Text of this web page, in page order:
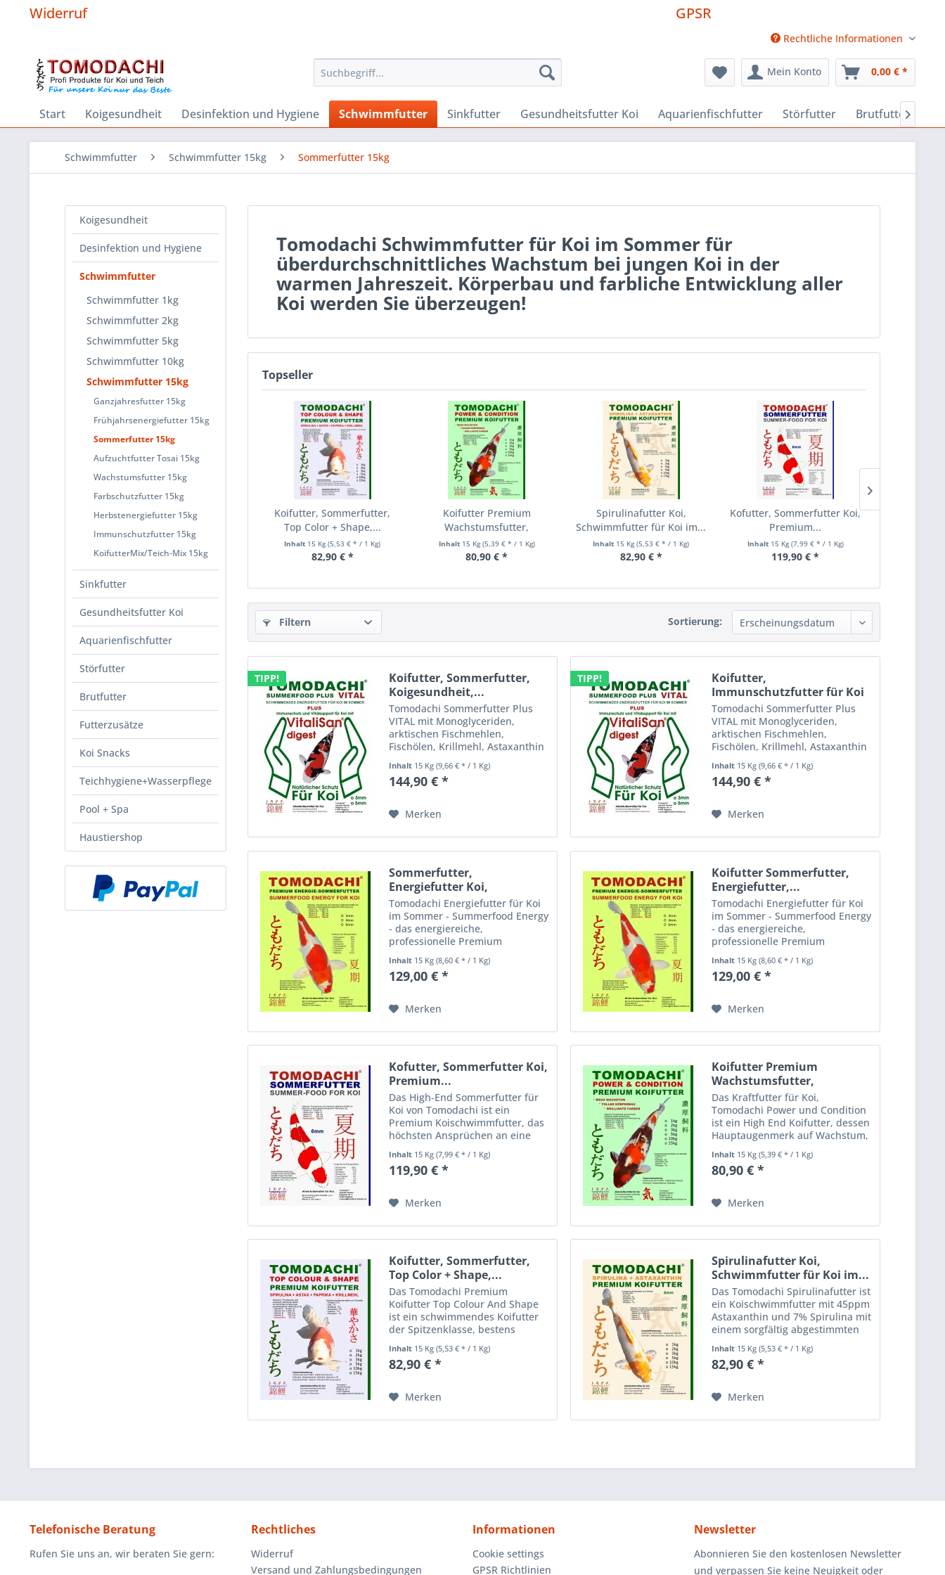
Widerruf GPSR
Rechtliche Informationen
Mein Konto 0,00 € *
Start Koigesundheit Desinfektion und Hygiene Schwimmfutter Sinkfutter Gesundheitsfutter Koi Aquarienfischfutter Störfutter Brutfutter

Schwimmfutter Schwimmfutter 15kg Sommerfutter 15kg
Koigesundheit
Desinfektion und Hygiene
Schwimmfutter
Schwimmfutter 1kg
Schwimmfutter 2kg
Schwimmfutter 5kg
Schwimmfutter 10kg
Schwimmfutter 15kg
Ganzjahresfutter 15kg
Frühjahrsenergiefutter 15kg
Sommerfutter 15kg
Aufzuchtfutter Tosai 15kg
Wachstumsfutter 15kg
Farbschutzfutter 15kg
Herbstenergiefutter 15kg
Immunschutzfutter 15kg
KoifutterMix/Teich-Mix 15kg
Sinkfutter
Gesundheitsfutter Koi
Aquarienfischfutter
Störfutter
Brutfutter
Futterzusätze
Koi Snacks
Teichhygiene+Wasserpflege
Pool + Spa
Haustiershop
Tomodachi Schwimmfutter für Koi im Sommer für
überdurchschnittliches Wachstum bei jungen Koi in der
warmen Jahreszeit. Körperbau und farbliche Entwicklung aller
Koi werden Sie überzeugen!
Topseller
Koifutter, Sommerfutter,
Top Color + Shape,...
Inhalt 15 Kg(5,53 € * / 1 Kg)
82,90 € *
Koifutter Premium
Wachstumsfutter,
Kraftfutter...
Inhalt 15 Kg(5,39 € * / 1 Kg)
80,90 € *
Spirulinafutter Koi,
Schwimmfutter für Koi im...
Inhalt 15 Kg(5,53 € * / 1 Kg)
82,90 € *
Kofutter, Sommerfutter Koi,
Premium...
Inhalt 15 Kg(7,99 € * / 1 Kg)
119,90 € *
Filtern Sortierung:
TIPP!
Koifutter, Sommerfutter,
Koigesundheit,...
Tomodachi Sommerfutter Plus
VITAL mit Monoglyceriden,
arktischen Fischmehlen,
Fischölen, Krillmehl, Astaxanthin
Immunsupport für Koi in der
warmen Jahreszeit, sorgt für
Wachstum und...
Inhalt 15 Kg(9,66 € * / 1 Kg)
144,90 € *
Merken
TIPP!
Koifutter,
Immunschutzfutter für Koi
im Sommer...
Tomodachi Sommerfutter Plus
VITAL mit Monoglyceriden,
arktischen Fischmehlen,
Fischölen, Krillmehl, Astaxanthin
Immunsupport für Koi in der
warmen Jahreszeit, sorgt für
Wachstum und...
Inhalt 15 Kg(9,66 € * / 1 Kg)
144,90 € *
Merken
Sommerfutter,
Energiefutter Koi,
Spirulina...
Tomodachi Energiefutter für Koi
im Sommer - Summerfood Energy
- das energiereiche,
professionelle Premium
Astaxanthin, Spirulina und
erlesenen arktischen Rohstoffen
für den...
Inhalt 15 Kg(8,60 € * / 1 Kg)
129,00 € *
Merken
Koifutter Sommerfutter,
Energiefutter,...
Tomodachi Energiefutter für Koi
im Sommer - Summerfood Energy
- das energiereiche,
professionelle Premium
Astaxanthin, Spirulina und
erlesenen arktischen Rohstoffen
für den...
Inhalt 15 Kg(8,60 € * / 1 Kg)
129,00 € *
Merken
Kofutter, Sommerfutter Koi,
Premium...
Das High-End Sommerfutter für
Koi von Tomodachi ist ein
Premium Koischwimmfutter, das
höchsten Ansprüchen an eine
Ernährung der Koi im Sommer
gerecht wird. Im Hinblick auf
Inhalt 15 Kg(7,99 € * / 1 Kg)
119,90 € *
Merken
Koifutter Premium
Wachstumsfutter,
Kraftfutter...
Das Kraftfutter für Koi,
Tomodachi Power und Condition
ist ein High End Koifutter, dessen
Hauptaugenmerk auf Wachstum,
liegt, mit 47% Protein und 7%
Fett, angereichert mit
Inhalt 15 Kg(5,39 € * / 1 Kg)
80,90 € *
Merken
Koifutter, Sommerfutter,
Top Color + Shape,...
Das Tomodachi Premium
Koifutter Top Colour And Shape
ist ein schwimmendes Koifutter
der Spitzenklasse, bestens
und farbverbessernde Fütterung
der Koi im Sommer. Wie der
bereits...
Inhalt 15 Kg(5,53 € * / 1 Kg)
82,90 € *
Merken
Spirulinafutter Koi,
Schwimmfutter für Koi im...
Das Tomodachi Spirulinafutter ist
ein Koischwimmfutter mit 45ppm
Astaxanthin und 7% Spirulina mit
einem sorgfältig abgestimmten
hohen Zugaben an Vitaminen
und Spurenelementen. Das
Inhalt 15 Kg(5,53 € * / 1 Kg)
82,90 € *
Merken
Telefonische Beratung
Rufen Sie uns an, wir beraten Sie gern:
Rechtliches
Widerruf
Versand und Zahlungsbedingungen
Informationen
Cookie settings
GPSR Richtlinien
Newsletter
Abonnieren Sie den kostenlosen Newsletter
und verpassen Sie keine Neuigkeit oder